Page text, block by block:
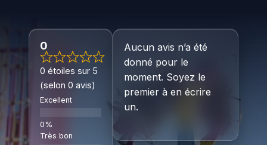
0
0 étoiles sur 5
(selon 0 avis)
Excellent
Très bon
Aucun avis n’a été
donné pour le
moment. Soyez le
premier à en écrire
un.